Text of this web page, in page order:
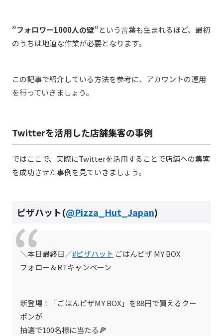
”フォロワー1000人の壁”という言葉も生まれるほど、最初
のうちは地道な作業が必要となります。
この記事で紹介している方法を参考に、アカウントの運用
を行っていきましょう。
Twitterを活用した店舗集客の事例
ではここで、実際にTwitterを活用することで店舗への集客
を成功させた事例を見ていきましょう。
ピザハット(@Pizza_Hut_Japan)
＼本日最終日／#ピザハット ごはんピザ MY BOX
フォロー＆RTキャンペーン
新登場！「ごはんピザMY BOX」を88円で買えるクー
ポンが
抽選で100名様に当たる🍕